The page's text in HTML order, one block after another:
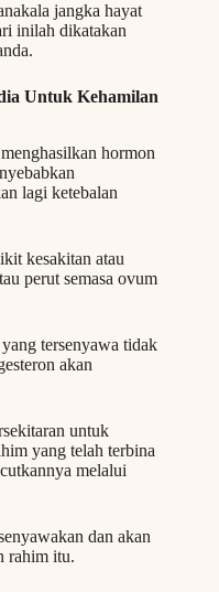
jangka hayat
inilah dikatakan
Untuk Kehamilan
hormon
lagi ketebalan
kesakitan atau
perut semasa ovum
tersenyawa tidak
akan
untuk
yang telah terbina
melalui
dan akan
rahim itu.